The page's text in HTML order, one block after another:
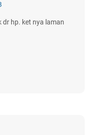
dr hp. ket nya laman